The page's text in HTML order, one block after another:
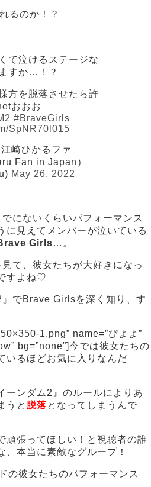
るのか！？
て泣けるステージな
すか…！？
方を脱落させたら許
おおお
#BraveGirls
SpNR70l015
崎ひかるファ
Fan in Japan）
May 26, 2022
にないくらいパフォーマンス
に見えてメンバーが泣いている
Girls…。
て、彼女たちが大好きになっ
すよね♡
でBrave Girlsを深く知り、す
1.png” name=”ぴよよ”
bg=”none”]今では彼女たちの
いるほどお気に入りなんだ
ーンダム2』のルールによりあ
うと 脱落となってしまうんで
頑張ってほしい！と視聴者の誰
、本当に素敵なグループ！
の彼女たちのパフォーマンス